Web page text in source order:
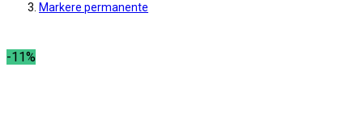
Markere permanente
-11%